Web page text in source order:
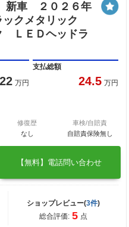
車 ２０２６年
クメタリック
ＬＥＤヘッドラ
22 万円
支払総額
24.5 万円
修復歴
なし
車検/自賠責
自賠責保険無し
【無料】電話問い合わせ
ショップレビュー(3件)
総合評価: 5 点